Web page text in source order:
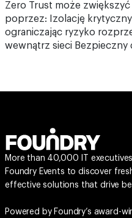
Zero Trust może
poprzez: Izolację
ograniczając ryzyko
wewnątrz sieci Bezpieczny
More than 40,000 IT
Foundry Events to discover
effective solutions that drive
Powered by Foundry’s award-